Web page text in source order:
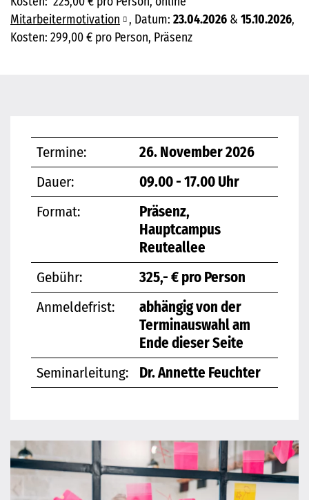
Mitarbeitermotivation
, Datum:23.04.2026 &15.10.2026,
Kosten: 299,00 € pro Person, Präsenz
Termine:
26. November 2026
Dauer:
09.00 - 17.00 Uhr
Format:
Präsenz,
Hauptcampus
Reuteallee
Gebühr:
325,- € pro Person
Anmeldefrist:
abhängig von der
Terminauswahl am
Ende dieser Seite
Seminarleitung:
Dr. Annette Feuchter